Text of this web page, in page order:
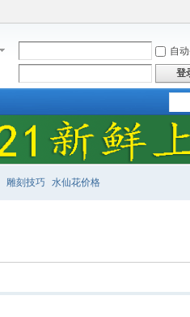
自
登
雕刻技巧 水仙花价格